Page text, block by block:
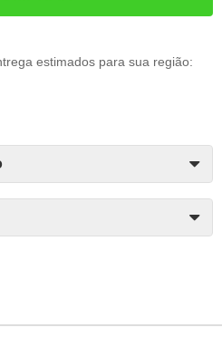
estimados para sua região: